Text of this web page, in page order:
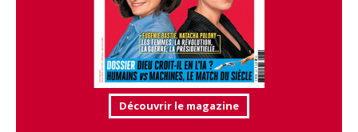
Découvrir le magazine